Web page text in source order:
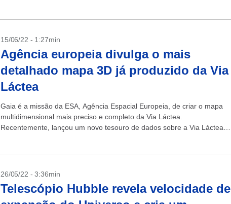
15/06/22 - 1:27min
Agência europeia divulga o mais
detalhado mapa 3D já produzido da Via
Láctea
Gaia é a missão da ESA, Agência Espacial Europeia, de criar o mapa
multidimensional mais preciso e completo da Via Láctea.
Recentemente, lançou um novo tesouro de dados sobre a Via Láctea –
26/05/22 - 3:36min
Telescópio Hubble revela velocidade de